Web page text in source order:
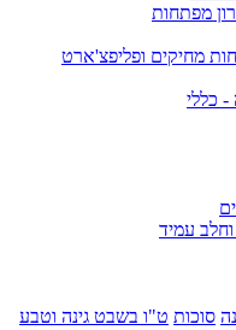
מפתחות
מחיקים ופליפצ'ארט
כללי
עמיד
סוכות ט"ו בשבט גינה וטבע